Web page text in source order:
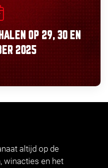
OP 29, 30 EN
2025
altijd op de
winacties en het